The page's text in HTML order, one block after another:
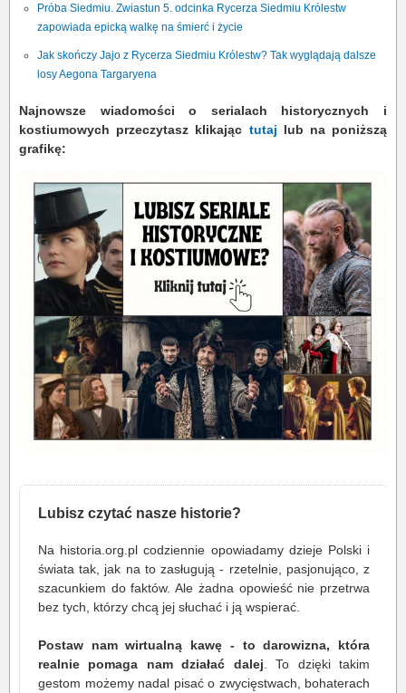
Próba Siedmiu. Zwiastun 5. odcinka Rycerza Siedmiu Królestw
zapowiada epicką walkę na śmierć i życie
Jak skończy Jajo z Rycerza Siedmiu Królestw? Tak wyglądają dalsze
losy Aegona Targaryena
Najnowsze wiadomości o serialach historycznych i
kostiumowych przeczytasz klikając tutaj lub na poniższą
grafikę:
Lubisz czytać nasze historie?
Na historia.org.pl codziennie opowiadamy dzieje Polski i
świata tak, jak na to zasługują - rzetelnie, pasjonująco, z
szacunkiem do faktów. Ale żadna opowieść nie przetrwa
bez tych, którzy chcą jej słuchać i ją wspierać.
Postaw nam wirtualną kawę - to darowizna, która
realnie pomaga nam działać dalej . To dzięki takim
gestom możemy nadal pisać o zwycięstwach, bohaterach